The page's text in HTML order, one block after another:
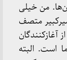
من خیلی
متصف
است. البته